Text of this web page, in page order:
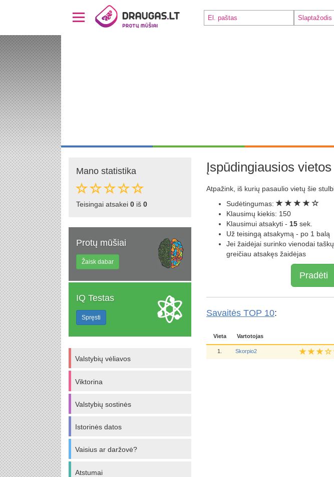
Mano statistika
Teisingai atsakei 0 iš 0
Protų mūšiai
Žaisk dabar
IQ Testas
Spręsti
Valstybių vėliavos
Viktorina
Valstybių sostinės
Istorinės datos
Vaisius ar daržovė?
Atstumai
Įspūdingiausios vietos
Atpažink, iš kurių pasaulio vietų šie
Sudėtingumas:
Klausimų kiekis: 150
Klausimui atsakyti - 15 sek.
Už teisingą atsakymą - po 1 balą
Jei žaidėjai surinko vienodai
greičiau atsakęs žaidėjas
Pradėti
Savaitės TOP 10:
Vieta Vartotojas
1. Skorpio2